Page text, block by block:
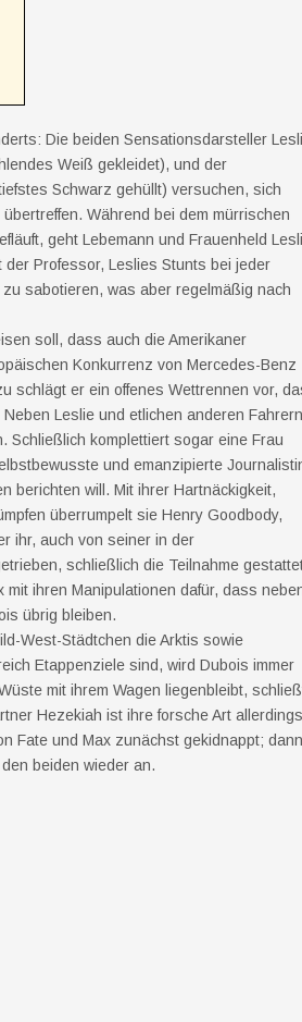
Die beiden Sensationsdarsteller
Weiß gekleidet), und der
Schwarz gehüllt) versuchen, sich
Während bei dem mürrischen
geht Lebemann und Frauenheld
Professor, Leslies Stunts bei jeder
sabotieren, was aber regelmäßig nach
soll, dass auch die Amerikaner
Konkurrenz von Mercedes-Benz
schlägt er ein offenes Wettrennen vor,
Leslie und etlichen anderen Fahrern
Schließlich komplettiert sogar eine Frau
und emanzipierte
berichten will. Mit ihrer Hartnäckigkeit,
überrumpelt sie Henry Goodbody,
ihr, auch von seiner in der
schließlich die Teilnahme
ihren Manipulationen dafür, dass
übrig bleiben.
West-Städtchen die Arktis sowie
Etappenziele sind, wird Dubois immer
mit ihrem Wagen liegenbleibt,
Hezekiah ist ihre forsche Art allerdings
Fate und Max zunächst gekidnappt; dann
beiden wieder an.